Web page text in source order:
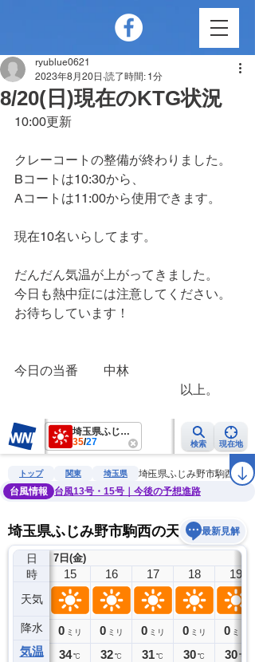
8/20(日)現在のKTG状況
ryublue0621
2023年8月20日 読了時間: 1分
10:00更新
クレーコートの整備が終わりました。
Bコートは10:30から、
Aコートは11:00から使用できます。
現在10名いらしてます。
だんだん気温が上がってきました。
今日も熱中症には注意してください。
お待ちしています！
今日の当番　　中林
以上。